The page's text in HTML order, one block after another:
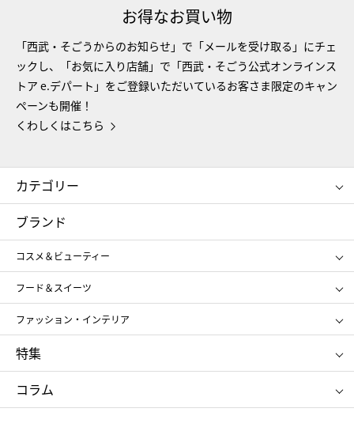
お得なお買い物
「西武・そごうからのお知らせ」で「メールを受け取る」にチェ
ックし、「お気に入り店舗」で「西武・そごう公式オンラインス
トア e.デパート」をご登録いただいているお客さま限定のキャン
ペーンも開催！
くわしくはこちら
カテゴリー
コスメ＆ビューティー
ギフト
レディース
メンズ
スポーツ・アウトドア
お中元
お歳暮
ブランド
コスメ＆ビューティー
SHISEIDO
ポール&ジョー ボーテ
ジルスチュアート
NARS
RMK
クリニーク
SK-Ⅱ
フード＆スイーツ
アンリ・シャルパンティエ
ゴディバ
新宿高野
たねや
ねんりん家
ファッション・インテリア
ポロ ラルフ ローレン
タケオ キクチ
ママ＆キッズ
シュタイフ
特集
お中元
ひな人形
五月人形
コラム